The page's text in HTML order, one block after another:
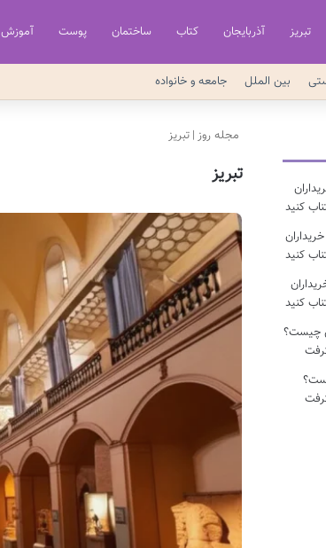
تبریز آذربایجان کتاب ساختمان پوست آموزش
بین الملل جامعه و خانواده
مجله روز | تبریز
تبریز
کنید
کنید
کنید
چیست؟